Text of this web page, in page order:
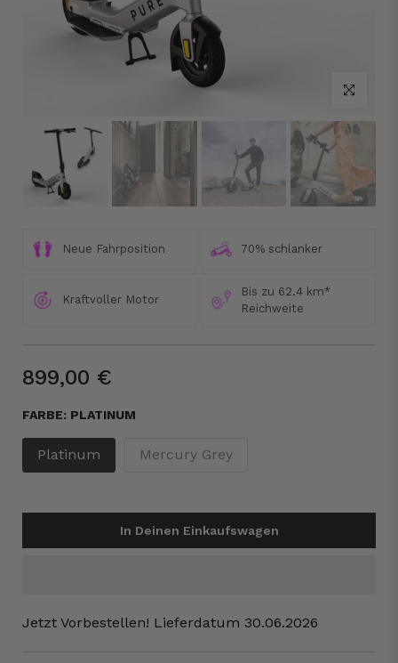
Klicke um
Neue Fahrposition 70% schlanker
Kraftvoller Motor
Bis zu 62.4 km*
Reichweite
899,00 €
FARBE: PLATINUM
Platinum Mercury Grey
In Deinen Einkaufswagen
Jetzt Vorbestellen! Lieferdatum 30.06.2026